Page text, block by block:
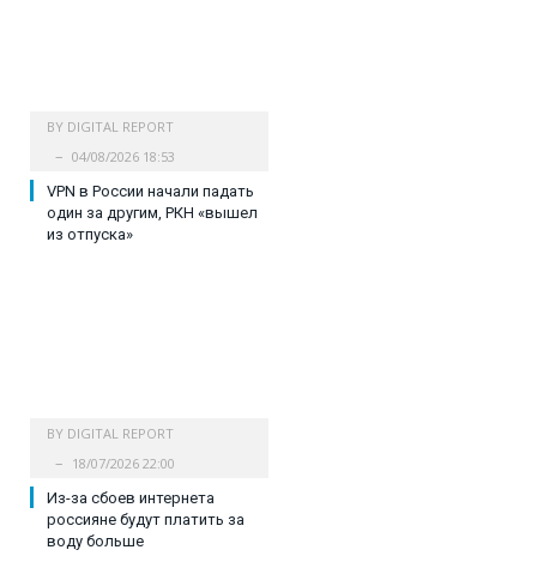
BY DIGITAL REPORT
04/08/2026 18:53
VPN в России начали падать
один за другим, РКН «вышел
из отпуска»
BY DIGITAL REPORT
18/07/2026 22:00
Из-за сбоев интернета
россияне будут платить за
воду больше